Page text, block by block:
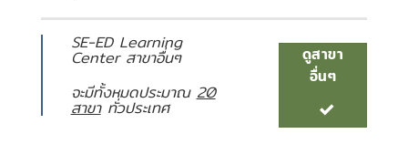
SE-ED Learning
Center สาขาอื่นๆ
จะมีทั้งหมดประมาณ20
สาขาทั่วประเทศ
ดูสาขา
อื่นๆ